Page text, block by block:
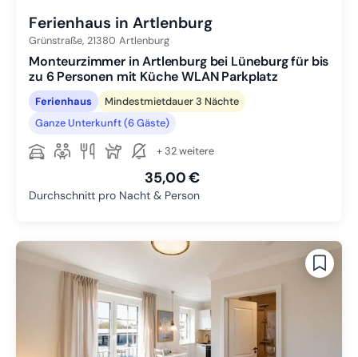
Ferienhaus in Artlenburg
Grünstraße, 21380 Artlenburg
Monteurzimmer in Artlenburg bei Lüneburg für bis
zu 6 Personen mit Küche WLAN Parkplatz
Ferienhaus
Mindestmietdauer 3 Nächte
Ganze Unterkunft (6 Gäste)
+ 32 weitere
35,00 €
Durchschnitt pro Nacht & Person